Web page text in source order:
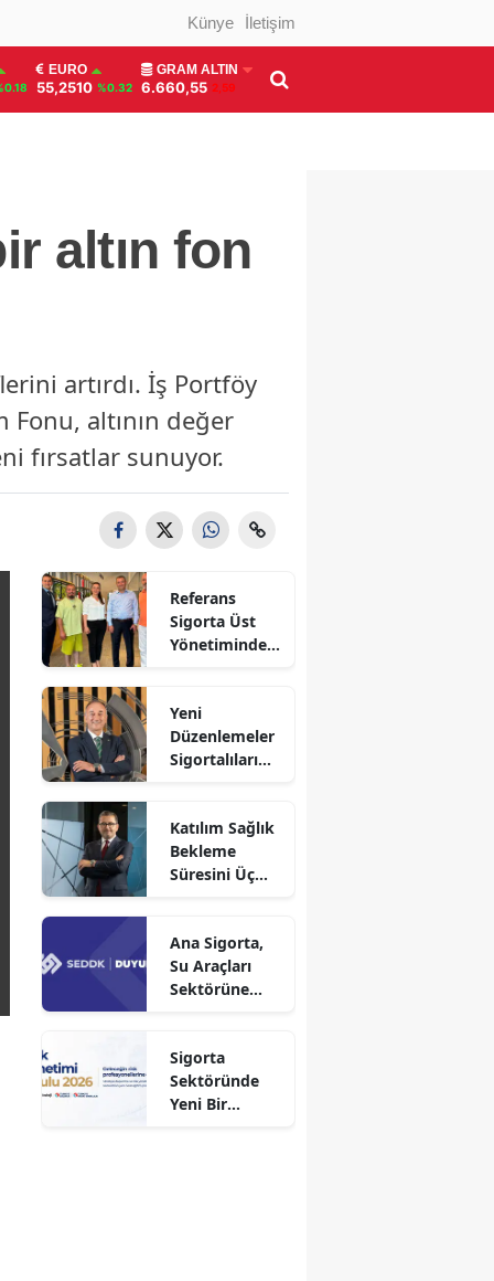
Künye İletişim
EURO
55,2510 %0.32
GRAM ALTIN
6.660,55 2,59
altın fon
artırdı. İş Portföy
Fonu, altının değer
fırsatlar sunuyor.
Referans
Sigorta Üst
Yönetiminden
Yeni
Düzenlemeler
Sigortalıları
Katılım Sağlık
Bekleme
Süresini Üç
Ana Sigorta,
Su Araçları
Sektörüne
Sigorta
Sektöründe
Yeni Bir